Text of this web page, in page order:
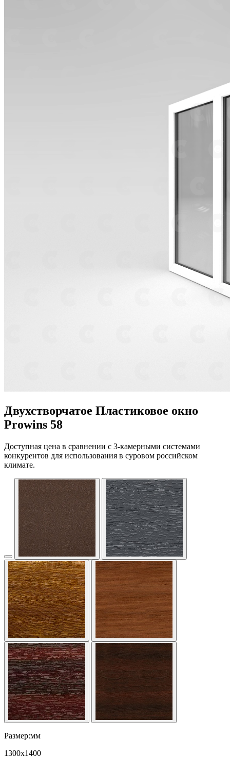
Двухстворчатое Пластиковое окно
Prowins 58
Доступная цена в сравнении с 3-камерными системами
конкурентов для использования в суровом российском
климате.
Размер:мм
1300x1400